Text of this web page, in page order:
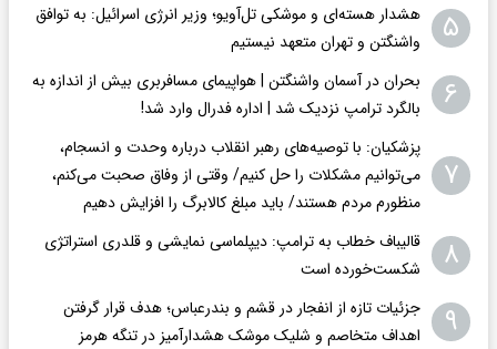
۵
هشدار هسته‌ای و موشکی تل‌آویو؛ وزیر انرژی اسرائیل: به توافق
واشنگتن و تهران متعهد نیستیم
۶
بحران در آسمان واشنگتن | هواپیمای مسافربری بیش از اندازه به
بالگرد ترامپ نزدیک شد | اداره فدرال وارد شد!
۷
پزشکیان: با توصیه‌های رهبر انقلاب درباره وحدت و انسجام،
می‌توانیم مشکلات را حل کنیم/ وقتی از وفاق صحبت می‌کنم،
منظورم مردم هستند/ باید مبلغ کالابرگ را افزایش دهیم
۸
قالیباف خطاب به ترامپ: دیپلماسی نمایشی و قلدری استراتژی
شکست‌خورده است
۹
جزئیات تازه از انفجار در قشم و بندرعباس؛ هدف قرار گرفتن
اهداف متخاصم و شلیک موشک هشدارآمیز در تنگه هرمز